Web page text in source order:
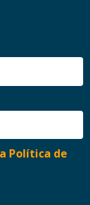
Política de